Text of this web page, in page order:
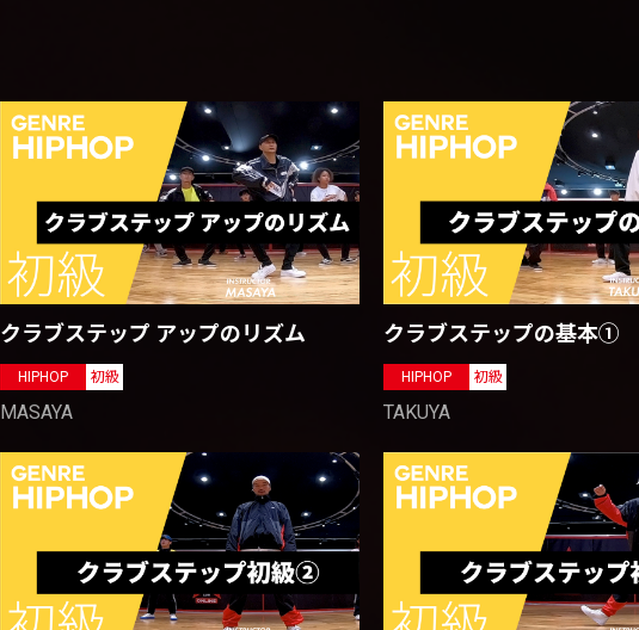
クラブステップ アップのリズム
HIPHOP 初級
MASAYA
クラブステップの基本①
HIPHOP 初級
TAKUYA